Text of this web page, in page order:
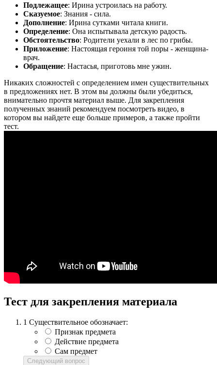
Подлежащее: Ирина устроилась на работу.
Сказуемое: Знания - сила.
Дополнение: Ирина сутками читала книги.
Определение: Она испытывала детскую радость.
Обстоятельство: Родители уехали в лес по грибы.
Приложение: Настоящая героиня той поры - женщина-
врач.
Обращение: Настасья, приготовь мне ужин.
Никаких сложностей с определением имен существительных
в предложениях нет. В этом вы должны были убедиться,
внимательно прочтя материал выше. Для закрепления
полученных знаний рекомендуем посмотреть видео, в
котором вы найдете еще больше примеров, а также пройти
тест.
Тест для закрепления материала
1 Существительное обозначает:
Признак предмета
Действие предмета
Сам предмет
Следующий вопрос